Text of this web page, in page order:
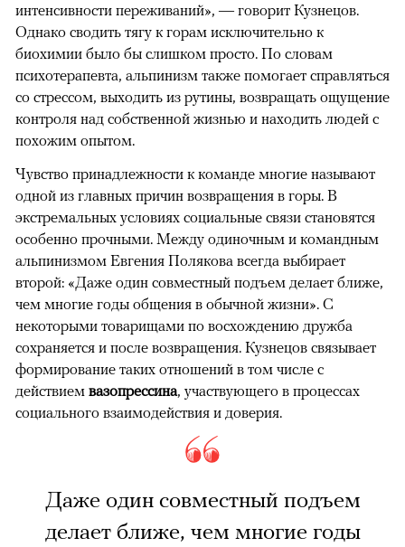
интенсивности переживаний», — говорит Кузнецов.
Однако сводить тягу к горам исключительно к
биохимии было бы слишком просто. По словам
психотерапевта, альпинизм также помогает справляться
со стрессом, выходить из рутины, возвращать ощущение
контроля над собственной жизнью и находить людей с
похожим опытом.
Чувство принадлежности к команде многие называют
одной из главных причин возвращения в горы. В
экстремальных условиях социальные связи становятся
особенно прочными. Между одиночным и командным
альпинизмом Евгения Полякова всегда выбирает
второй: «Даже один совместный подъем делает ближе,
чем многие годы общения в обычной жизни». С
некоторыми товарищами по восхождению дружба
сохраняется и после возвращения. Кузнецов связывает
формирование таких отношений в том числе с
действием вазопрессина, участвующего в процессах
социального взаимодействия и доверия.
Даже один совместный подъем
делает ближе, чем многие годы